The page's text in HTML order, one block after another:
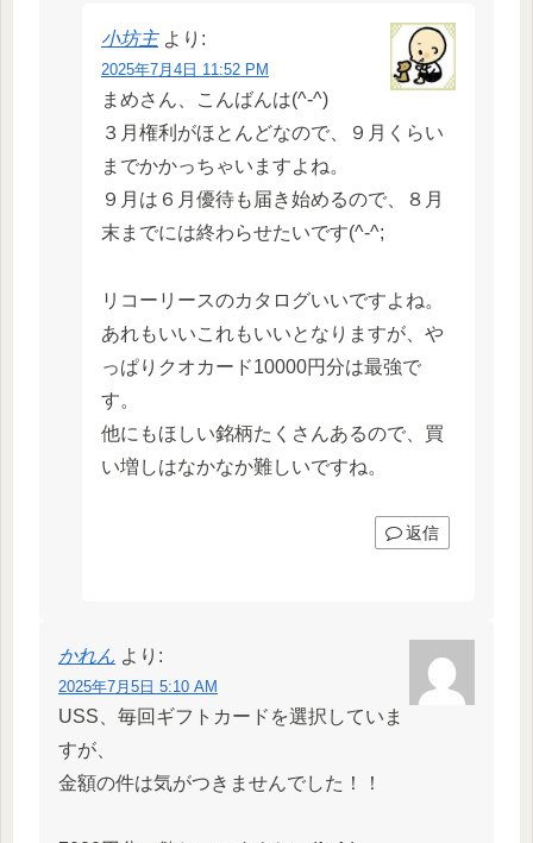
小坊主 より:
2025年7月4日 11:52 PM
まめさん、こんばんは(^-^)
３月権利がほとんどなので、９月くらい
までかかっちゃいますよね。
９月は６月優待も届き始めるので、８月
末までには終わらせたいです(^-^;
リコーリースのカタログいいですよね。
あれもいいこれもいいとなりますが、や
っぱりクオカード10000円分は最強で
す。
他にもほしい銘柄たくさんあるので、買
い増しはなかなか難しいですね。
返信
かれん より:
2025年7月5日 5:10 AM
USS、毎回ギフトカードを選択していま
すが、
金額の件は気がつきませんでした！！